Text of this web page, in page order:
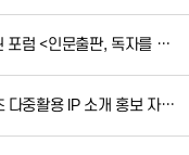
2020년 제2회 열린 포럼 <인문출판, 독자를 만나다> 자료집
2020년 출판콘텐츠 다중활용 IP 소개 홍보 자료집